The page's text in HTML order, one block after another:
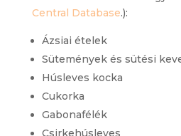
Central Database.):
Ázsiai ételek
Sütemények és sütési
Húsleves kocka
Cukorka
Gabonafélék
Csirkehúsleves